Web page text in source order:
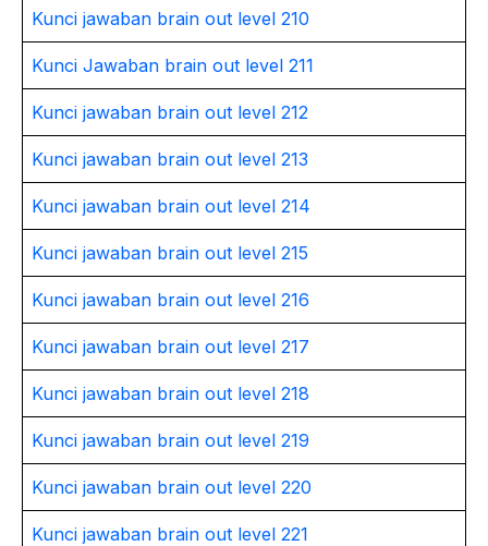
Kunci jawaban brain out level 210
Kunci Jawaban brain out level 211
Kunci jawaban brain out level 212
Kunci jawaban brain out level 213
Kunci jawaban brain out level 214
Kunci jawaban brain out level 215
Kunci jawaban brain out level 216
Kunci jawaban brain out level 217
Kunci jawaban brain out level 218
Kunci jawaban brain out level 219
Kunci jawaban brain out level 220
Kunci jawaban brain out level 221